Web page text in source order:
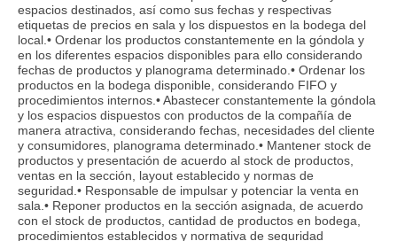
espacios destinados, así como sus fechas y respectivas
etiquetas de precios en sala y los dispuestos en la bodega del
local.• Ordenar los productos constantemente en la góndola y
en los diferentes espacios disponibles para ello considerando
fechas de productos y planograma determinado.• Ordenar los
productos en la bodega disponible, considerando FIFO y
procedimientos internos.• Abastecer constantemente la góndola
y los espacios dispuestos con productos de la compañía de
manera atractiva, considerando fechas, necesidades del cliente
y consumidores, planograma determinado.• Mantener stock de
productos y presentación de acuerdo al stock de productos,
ventas en la sección, layout establecido y normas de
seguridad.• Responsable de impulsar y potenciar la venta en
sala.• Reponer productos en la sección asignada, de acuerdo
con el stock de productos, cantidad de productos en bodega,
procedimientos establecidos y normativa de seguridad